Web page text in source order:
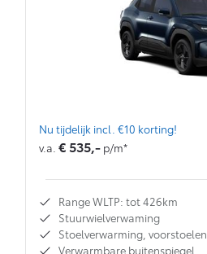
Nu tijdelijk incl. €10 korting!
v.a. € 535,- p/m*
Range WLTP: tot 426km
Stuurwielverwaming
Stoelverwarming, voorstoelen
Verwarmbare buitenspiegel